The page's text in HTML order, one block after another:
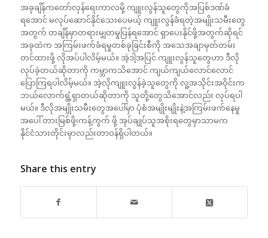
အခုချိန်ကတော်လှန်ရေးကာလမို့ ကျူးလွန်သူတွေကိုအပြစ်ဒဏ်ခံ
ရအောင် မလုပ်ဆောင်နိုင်သေးပေမယ့် ကျူးလွန်ခံရတဲ့အမျိုးသမီးတွေ
အတွက် တချိန်မှာတရားမျှတမှုပြန်ရအောင် ရှာပေးနိုင်ဖို့အတွက်ဆိုရင်
အခုထဲက အကြမ်းဖက်ခံရမှုတစ်ခုခြင်းစီကို အသေအချာမှတ်တမ်း
တင်ထားဖို့ လိုအပ်ပါလိမ့်မယ်။ အဲ့ဒါ့အပြင် ကျူးလွန်သူတွေဟာ ဒီလို
လုပ်ခဲ့တယ်ဆိုတာကို ကမ္ဘာကသိအောင် ကျယ်ကျယ်လောင်လောင်
ပြောကြရပါလိမ့်မယ်။ အဲ့လိုကျူးလွန်ခဲ့သူတွေကို လူ့အသိုင်းအဝိုင်းက
ဘယ်လောက်ရွံ့ရှာတယ်ဆိုတာကို သူတို့တွေသိအောင်လည်း လုပ်ရပါ
မယ်။ ဒီလိုအမျိုးသမီးတွေအပေါ်မှာ ပုံစံအမျိုးမျိုးနဲ့အကြမ်းဖက်နေမှု
အပေါ် တားမြစ်ဖို့၊ကန့်ကွက် ဖို့ အုပ်ချုပ်သူအစိုးရတွေမှာသာမက
နိုင်ငံသားတိုင်းမှာလည်းတာဝန်ရှိပါတယ်။
Share this entry